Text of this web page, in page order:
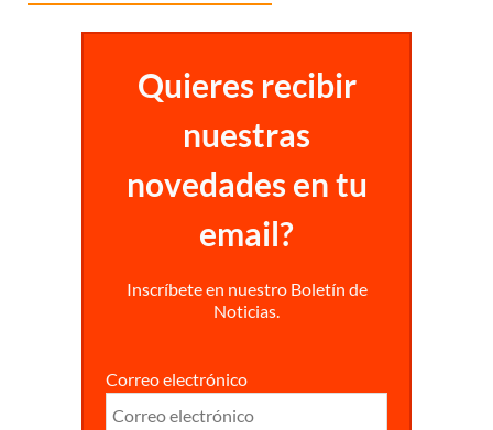
Quieres recibir
nuestras
novedades en tu
email?
Inscríbete en nuestro Boletín de
Noticias.
Correo electrónico